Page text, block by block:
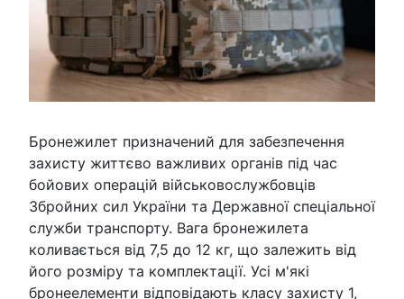
Бронежилет призначений для забезпечення
захисту життєво важливих органів під час
бойових операцій військовослужбовців
Збройних сил України та Державної спеціальної
служби транспорту. Вага бронежилета
коливається від 7,5 до 12 кг, що залежить від
його розміру та комплектації. Усі м'які
бронеелементи відповідають класу захисту 1,